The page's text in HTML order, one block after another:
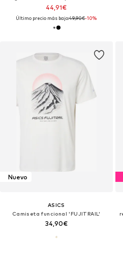
44,91€
Último precio más bajo:49,90€-10%
Nuevo
ASICS
Camiseta funcional 'FUJITRAIL'
34,90€